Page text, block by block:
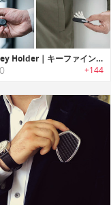
Ekster Key Holder｜キーファインダー・LEDライト搭載スマートキーホルダー「エクスター」
+144